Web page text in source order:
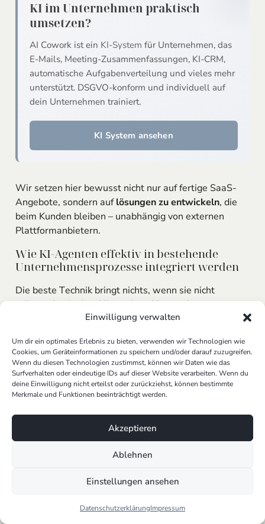
Einwilligung verwalten
Um dir ein optimales Erlebnis zu bieten, verwenden wir Technologien wie
Cookies, um Geräteinformationen zu speichern und/oder darauf zuzugreifen.
Wenn du diesen Technologien zustimmst, können wir Daten wie das
Surfverhalten oder eindeutige IDs auf dieser Website verarbeiten. Wenn du
deine Einwilligung nicht erteilst oder zurückziehst, können bestimmte
Merkmale und Funktionen beeinträchtigt werden.
Akzeptieren
Ablehnen
Einstellungen ansehen
DatenschutzerklärungImpressum
KI im Unternehmen praktisch
umsetzen?
AI Cowork ist ein KI-System für Unternehmen, das
E-Mails, Meeting-Zusammenfassungen, KI-CRM,
automatische Aufgabenverteilung und vieles mehr
unterstützt. DSGVO-konform und individuell auf
dein Unternehmen trainiert.
KI System ansehen
Wir setzen hier bewusst nicht nur auf fertige SaaS-
Angebote, sondern auflösungen zu entwickeln, die
beim Kunden bleiben – unabhängig von externen
Plattformanbietern.
Wie KI-Agenten effektiv in bestehende
Unternehmensprozesse integriert werden
Die beste Technik bringt nichts, wenn sie nicht
reibungslos in den Alltag eines Unternehmens passt.
Deshalb achten wir darauf, dass sich unsere
– egal ob es umMarketing,Kundenserviceoder
interneAutomatisierunggeht.
Einige Best Practices aus unserer Erfahrung:
verstehen, wie der Agent arbeitet
Tools wie n8n
nutzen, um Abläufe schnell umzusetzen
schaffen, umspezialisiertenService zu
Kontinuierlich testen, umeffektivzu bleiben und